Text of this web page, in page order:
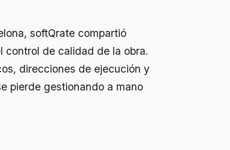
softQrate compartió
control de calidad de la obra.
direcciones de ejecución y
pierde gestionando a mano